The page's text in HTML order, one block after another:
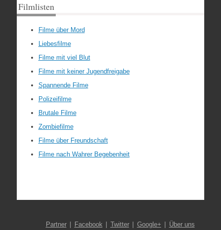
Filmlisten
Filme über Mord
Liebesfilme
Filme mit viel Blut
Filme mit keiner Jugendfreigabe
Spannende Filme
Polizeifilme
Brutale Filme
Zombiefilme
Filme über Freundschaft
Filme nach Wahrer Begebenheit
Partner Facebook Twitter Google+ Über uns